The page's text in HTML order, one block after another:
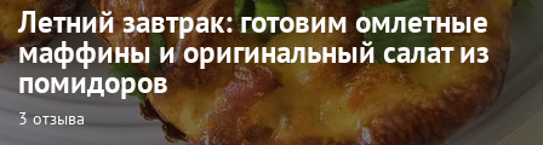
Летний завтрак: готовим омлетные
маффины и оригинальный салат из
помидоров
3 отзыва